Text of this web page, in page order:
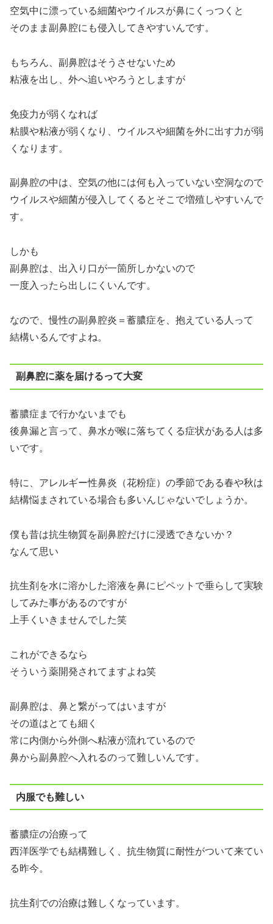
空気中に漂っている細菌やウイルスが鼻にくっつくと
そのまま副鼻腔にも侵入してきやすいんです。
もちろん、副鼻腔はそうさせないため
粘液を出し、外へ追いやろうとしますが
免疫力が弱くなれば
粘膜や粘液が弱くなり、ウイルスや細菌を外に出す力が弱
くなります。
副鼻腔の中は、空気の他には何も入っていない空洞なので
ウイルスや細菌が侵入してくるとそこで増殖しやすいんで
す。
しかも
副鼻腔は、出入り口が一箇所しかないので
一度入ったら出しにくいんです。
なので、慢性の副鼻腔炎＝蓄膿症を、抱えている人って
結構いるんですよね。
副鼻腔に薬を届けるって大変
蓄膿症まで行かないまでも
後鼻漏と言って、鼻水が喉に落ちてくる症状がある人は多
いです。
特に、アレルギー性鼻炎（花粉症）の季節である春や秋は
結構悩まされている場合も多いんじゃないでしょうか。
僕も昔は抗生物質を副鼻腔だけに浸透できないか？
なんて思い
抗生剤を水に溶かした溶液を鼻にピペットで垂らして実験
してみた事があるのですが
上手くいきませんでした笑
これができるなら
そういう薬開発されてますよね笑
副鼻腔は、鼻と繋がってはいますが
その道はとても細く
常に内側から外側へ粘液が流れているので
鼻から副鼻腔へ入れるのって難しいんです。
内服でも難しい
蓄膿症の治療って
西洋医学でも結構難しく、抗生物質に耐性がついて来てい
る昨今。
抗生剤での治療は難しくなっています。